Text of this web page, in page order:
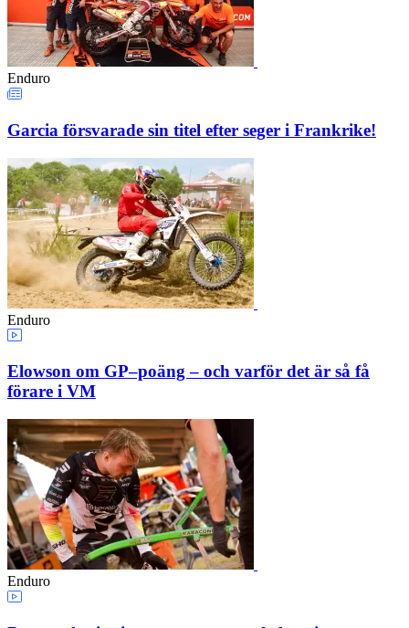
Enduro
Garcia försvarade sin titel efter seger i Frankrike!
Enduro
Elowson om GP–poäng – och varför det är så få
förare i VM
Enduro